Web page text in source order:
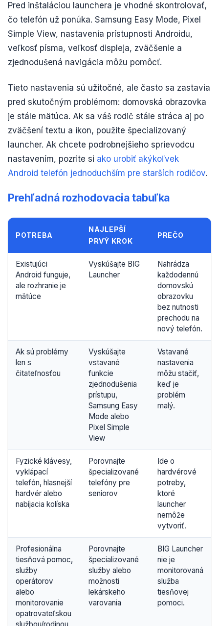
Pred inštaláciou launchera je vhodné skontrolovať,
čo telefón už ponúka. Samsung Easy Mode, Pixel
Simple View, nastavenia prístupnosti Androidu,
veľkosť písma, veľkosť displeja, zväčšenie a
zjednodušená navigácia môžu pomôcť.
Tieto nastavenia sú užitočné, ale často sa zastavia
pred skutočným problémom: domovská obrazovka
je stále mätúca. Ak sa váš rodič stále stráca aj po
zväčšení textu a ikon, použite špecializovaný
launcher. Ak chcete podrobnejšieho sprievodcu
nastavením, pozrite si ako urobiť akýkoľvek
Android telefón jednoduchším pre starších rodičov.
Prehľadná rozhodovacia tabuľka
POTREBA
NAJLEPŠÍ
PRVÝ KROK
PREČO
Existujúci
Android funguje,
ale rozhranie je
mätúce
Vyskúšajte BIG
Launcher
Nahrádza
každodennú
domovskú
obrazovku
bez nutnosti
prechodu na
nový telefón.
Ak sú problémy
len s
čitateľnosťou
Vyskúšajte
vstavané
funkcie
zjednodušenia
prístupu,
Samsung Easy
Mode alebo
Pixel Simple
View
Vstavané
nastavenia
môžu stačiť,
keď je
problém
malý.
Fyzické klávesy,
vyklápací
telefón, hlasnejší
hardvér alebo
nabíjacia kolíska
Porovnajte
špecializované
telefóny pre
seniorov
Ide o
hardvérové
potreby,
ktoré
launcher
nemôže
vytvoriť.
Profesionálna
tiesňová pomoc,
služby
operátorov
alebo
monitorovanie
opatrovateľskou
Porovnajte
špecializované
služby alebo
možnosti
lekárskeho
varovania
BIG Launcher
nie je
monitorovaná
služba
tiesňovej
pomoci.